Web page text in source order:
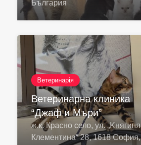
България
Ветеринарія
Ветеринарна клиника
“Джаф и Мъри”
ж.к. Красно село, ул. „Kнягиня
Клементина“ 28, 1618 София,